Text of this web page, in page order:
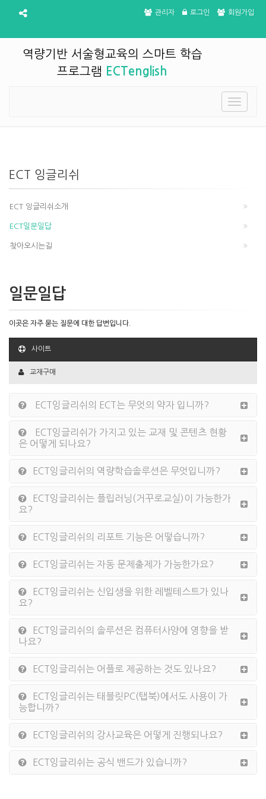
관리자 로그인 회원가입
역량기반 서술형교육의 스마트 학습
프로그램 ECTenglish
Toggle
ECT 잉글리쉬
ECT 잉글리쉬소개
ECT일문일답
찾아오시는길
일문일답
이곳은 자주 묻는 질문에 대한 답변입니다.
사이트
교재구매
ECT잉글리쉬의 ECT는 무엇의 약자 입니까?
ECT잉글리쉬가 가지고 있는 교재 및 콘텐츠 현황
은 어떻게 되나요?
ECT잉글리쉬의 역량학습솔루션은 무엇입니까?
ECT잉글리쉬는 플립러닝(거꾸로교실)이 가능한가
요?
ECT잉글리쉬의 리포트 기능은 어떻습니까?
ECT잉글리쉬는 자동 문제출제가 가능한가요?
ECT잉글리쉬는 신입생을 위한 레벨테스트가 있나
요?
ECT잉글리쉬의 솔루션은 컴퓨터사양에 영향을 받
나요?
ECT잉글리쉬는 어플로 제공하는 것도 있나요?
ECT잉글리쉬는 태블릿PC(탭북)에서도 사용이 가
능합니까?
ECT잉글리쉬의 강사교육은 어떻게 진행되나요?
ECT잉글리쉬는 공식 밴드가 있습니까?